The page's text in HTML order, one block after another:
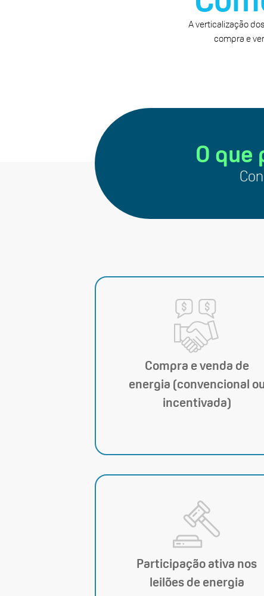
A verticalização
compra e
O que
Compra e venda de
energia (convencional ou
incentivada)
Participação ativa nos
leilões de energia